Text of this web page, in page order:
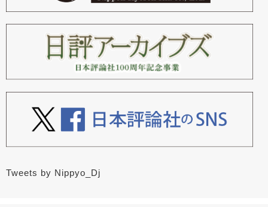
Tweets by Nippyo_Dj